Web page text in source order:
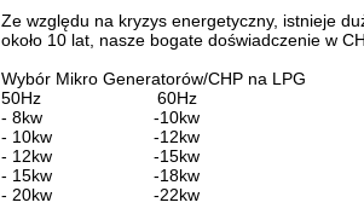
Ze względu na kryzys energetyczny, istnieje
około 10 lat, nasze bogate doświadczenie w
Wybór Mikro Generatorów/CHP na LPG
50Hz 60Hz
- 8kw -10kw
- 10kw -12kw
- 12kw -15kw
- 15kw -18kw
- 20kw -22kw